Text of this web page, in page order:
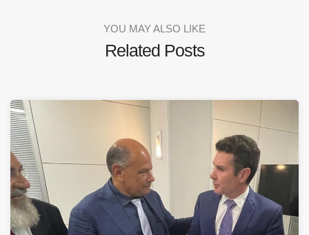
YOU MAY ALSO LIKE
Related Posts